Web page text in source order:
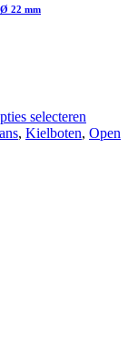
Ø 22 mm
selecteren
product
, Kielboten, Open